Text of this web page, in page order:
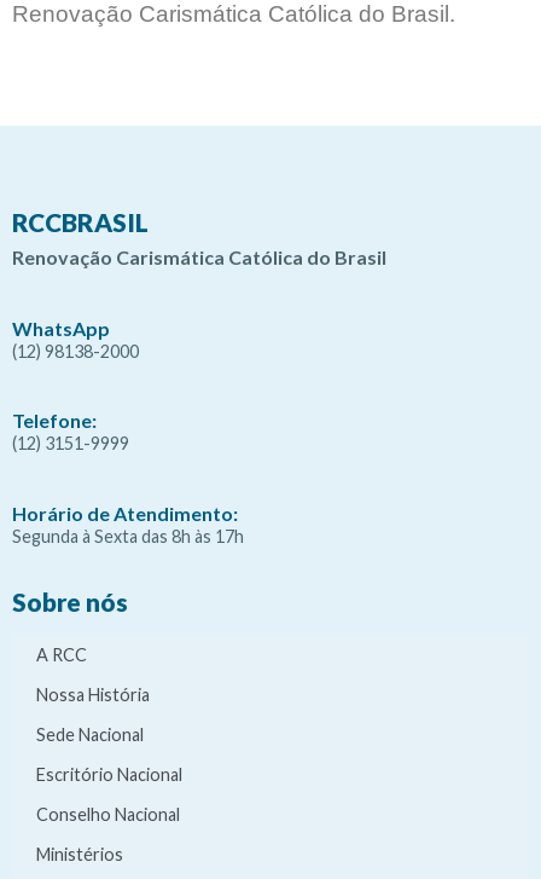
Renovação Carismática Católica do Brasil.
RCCBRASIL
Renovação Carismática Católica do Brasil
WhatsApp
(12) 98138-2000
Telefone:
(12) 3151-9999
Horário de Atendimento:
Segunda à Sexta das 8h às 17h
Sobre nós
A RCC
Nossa História
Sede Nacional
Escritório Nacional
Conselho Nacional
Ministérios